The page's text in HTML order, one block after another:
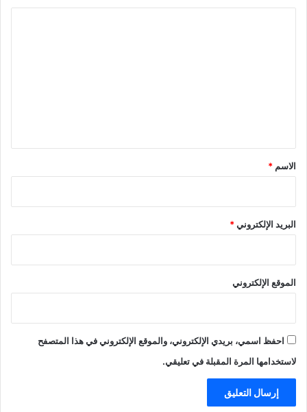
*
الاسم *
البريد الإلكتروني*
الموقع الإلكتروني
احفظ اسمي، بريدي الإلكتروني، والموقع الإلكتروني في هذا المتصفح
لاستخدامها المرة المقبلة في تعليقي.